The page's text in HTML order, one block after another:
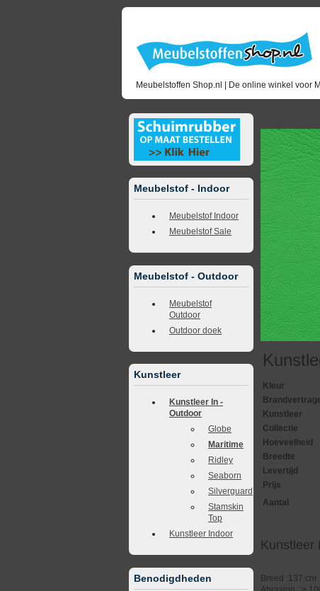
Meubelstoffen Shop.nl | De online winkel voor
Meubelstof - Indoor
Meubelstof Indoor
Meubelstof Sale
Meubelstof - Outdoor
Meubelstof
Outdoor
Outdoor doek
Kunstleer
Kunstleer In -
Outdoor
Globe
Maritime
Ridley
Seaborn
Silverguard
Stamskin
Top
Kunstleer Indoor
Benodigdheden
Kleur
Kunstleer
Collectie
Hoeveelheid
Breedte
Levertijd
Prijs
Aantal
Kunstleer
Breed :137 cm